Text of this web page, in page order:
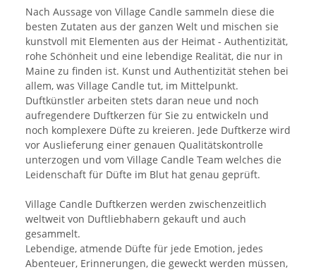
Nach Aussage von Village Candle sammeln diese die
besten Zutaten aus der ganzen Welt und mischen sie
kunstvoll mit Elementen aus der Heimat - Authentizität,
rohe Schönheit und eine lebendige Realität, die nur in
Maine zu finden ist. Kunst und Authentizität stehen bei
allem, was Village Candle tut, im Mittelpunkt.
Duftkünstler arbeiten stets daran neue und noch
aufregendere Duftkerzen für Sie zu entwickeln und
noch komplexere Düfte zu kreieren. Jede Duftkerze wird
vor Auslieferung einer genauen Qualitätskontrolle
unterzogen und vom Village Candle Team welches die
Leidenschaft für Düfte im Blut hat genau geprüft.
Village Candle Duftkerzen werden zwischenzeitlich
weltweit von Duftliebhabern gekauft und auch
gesammelt.
Lebendige, atmende Düfte für jede Emotion, jedes
Abenteuer, Erinnerungen, die geweckt werden müssen,